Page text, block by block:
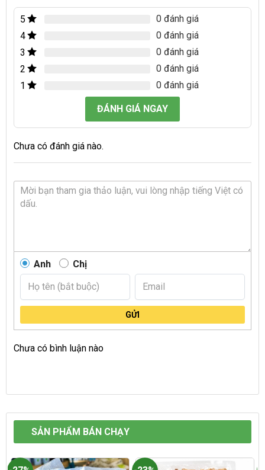
5
0 đánh giá
4
0 đánh giá
3
0 đánh giá
2
0 đánh giá
1
0 đánh giá
ĐÁNH GIÁ NGAY
Chưa có đánh giá nào.
Anh Chị
GỬI
Chưa có bình luận nào
SẢN PHẨM BÁN CHẠY